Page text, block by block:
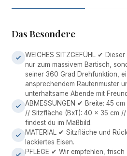
Das Besondere
WEICHES SITZGEFÜHL ✔
nur zum massivem Bartisch,
seiner 360 Grad Drehfunktion,
ansprechendem Rautenmuster
unterhaltsame Abende mit
ABMESSUNGEN ✔ Breite: 45
// Sitzfläche (BxT): 40 x 35 cm
findest du im Maßbild.
MATERIAL ✔ Sitzfläche und
lackiertes Eisen.
PFLEGE ✔ Wir empfehlen,